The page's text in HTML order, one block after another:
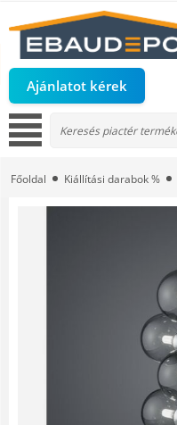
Ajánlatot kérek
Főoldal Kiállítási darabok %